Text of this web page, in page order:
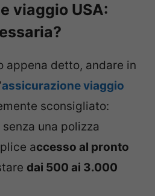
viaggio USA:
appena detto, andare in
assicurazione viaggio
sconsigliato:
una polizza
accesso al pronto
dai 500 ai 3.000